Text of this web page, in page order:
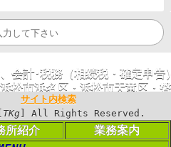
サイト内検索
TKg ] All Rights Reserved.
所紹介
業務案内
会計･税務（相続税・確定申
浜松市浜名区 ・浜松市天竜区 ・
TKg] All Rights